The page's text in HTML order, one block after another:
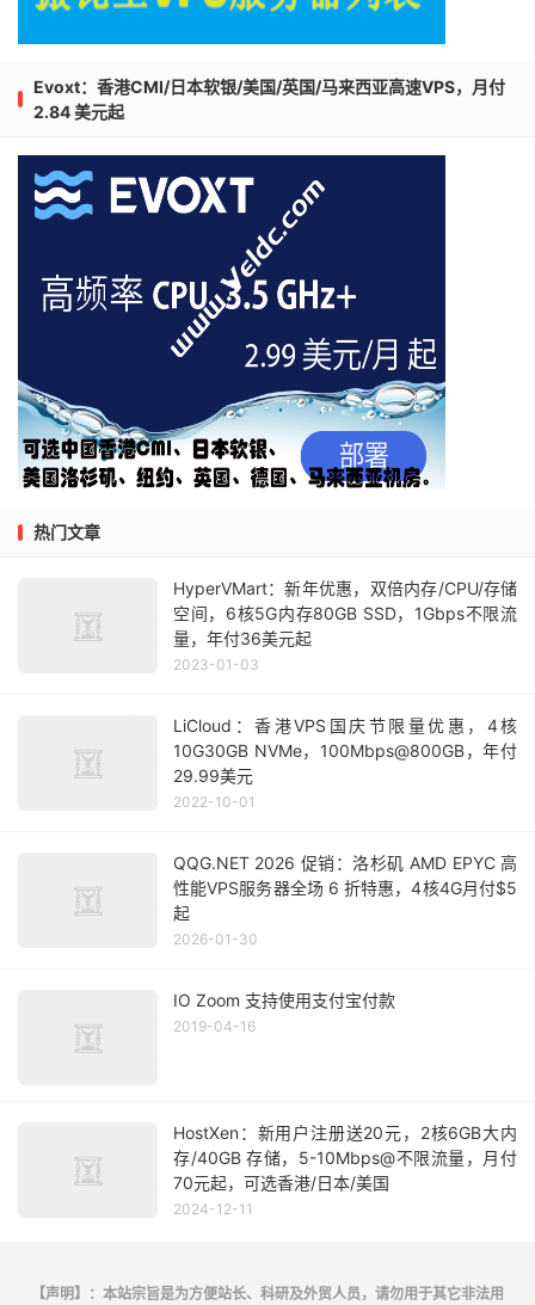
Evoxt：香港CMI/日本软银/美国/英国/马来西亚高速VPS，月付
2.84 美元起
热门文章
HyperVMart：新年优惠，双倍内存/CPU/存储
空间，6核5G内存80GB SSD，1Gbps不限流
量，年付36美元起
2023-01-03
LiCloud：香港VPS国庆节限量优惠，4核
10G30GB NVMe，100Mbps@800GB，年付
29.99美元
2022-10-01
QQG.NET 2026 促销：洛杉矶 AMD EPYC 高
性能VPS服务器全场 6 折特惠，4核4G月付$5
起
2026-01-30
IO Zoom 支持使用支付宝付款
2019-04-16
HostXen：新用户注册送20元，2核6GB大内
存/40GB 存储，5-10Mbps@不限流量，月付
70元起，可选香港/日本/美国
2024-12-11
【声明】：本站宗旨是为方便站长、科研及外贸人员，请勿用于其它非法用